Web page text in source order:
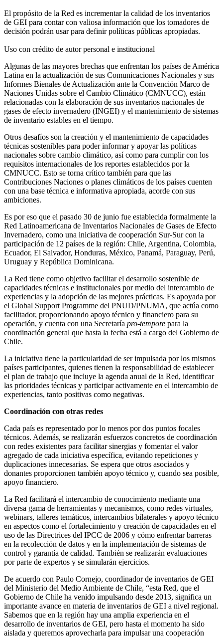
El propósito de la Red es incrementar la calidad de los inventarios
de GEI para contar con valiosa información que los tomadores de
decisión podrán usar para definir políticas públicas apropiadas.
Uso con crédito de autor personal e institucional
Algunas de las mayores brechas que enfrentan los países de América
Latina en la actualización de sus Comunicaciones Nacionales y sus
Informes Bienales de Actualización ante la Convención Marco de
Naciones Unidas sobre el Cambio Climático (CMNUCC), están
relacionadas con la elaboración de sus inventarios nacionales de
gases de efecto invernadero (INGEI) y el mantenimiento de sistemas
de inventario estables en el tiempo.
Otros desafíos son la creación y el mantenimiento de capacidades
técnicas sostenibles para poder informar y apoyar las políticas
nacionales sobre cambio climático, así como para cumplir con los
requisitos internacionales de los reportes establecidos por la
CMNUCC. Esto se torna crítico también para que las
Contribuciones Naciones o planes climáticos de los países cuenten
con una base técnica e informativa apropiada, acorde con sus
ambiciones.
Es por eso que el pasado 30 de junio fue establecida formalmente la
Red Latinoamericana de Inventarios Nacionales de Gases de Efecto
Invernadero, como una iniciativa de cooperación Sur-Sur con la
participación de 12 países de la región: Chile, Argentina, Colombia,
Ecuador, El Salvador, Honduras, México, Panamá, Paraguay, Perú,
Uruguay y República Dominicana.
La Red tiene como objetivo facilitar el desarrollo sostenible de
capacidades técnicas e institucionales por medio del intercambio de
experiencias y la adopción de las mejores prácticas. Es apoyada por
el Global Support Programme del PNUD/PNUMA, que actúa como
facilitador, proporcionando apoyo técnico y financiero para su
operación, y cuenta con una Secretaría pro-tempore para la
coordinación general que hasta la fecha está a cargo del Gobierno de
Chile.
La iniciativa tiene la particularidad de ser impulsada por los mismos
países participantes, quienes tienen la responsabilidad de establecer
el plan de trabajo que incluye la agenda anual de la Red, identificar
las prioridades técnicas y participar activamente en el intercambio de
experiencias, tanto positivas como negativas.
Coordinación con otras redes
Cada país es representado por lo menos por dos puntos focales
técnicos. Además, se realizarán esfuerzos concretos de coordinación
con redes existentes para facilitar sinergias y fomentar el valor
agregado de cada iniciativa específica, evitando repeticiones y
duplicaciones innecesarias. Se espera que otros asociados y
donantes proporcionen también apoyo técnico y, cuando sea posible,
apoyo financiero.
La Red facilitará el intercambio de conocimiento mediante una
diversa gama de herramientas y mecanismos, como redes virtuales,
webinars, talleres temáticos, intercambios bilaterales y apoyo técnico
en aspectos como el fortalecimiento y creación de capacidades en el
uso de las Directrices del IPCC de 2006 y cómo enfrentar barreras
en la recolección de datos y en la implementación de sistemas de
control y garantía de calidad. También se realizarán evaluaciones
por parte de expertos y se simularán ejercicios.
De acuerdo con Paulo Cornejo, coordinador de inventarios de GEI
del Ministerio del Medio Ambiente de Chile, “esta Red, que el
Gobierno de Chile ha venido impulsando desde 2013, significa un
importante avance en materia de inventarios de GEI a nivel regional.
Sabemos que en la región hay una amplia experiencia en el
desarrollo de inventarios de GEI, pero hasta el momento ha sido
aislada y queremos aprovecharla para impulsar una cooperación